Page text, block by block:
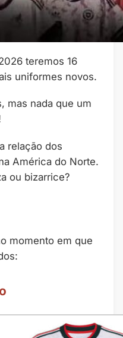
teremos 16
uniformes novos.
mas nada que um
relação dos
América do Norte.
ou bizarrice?
momento em que